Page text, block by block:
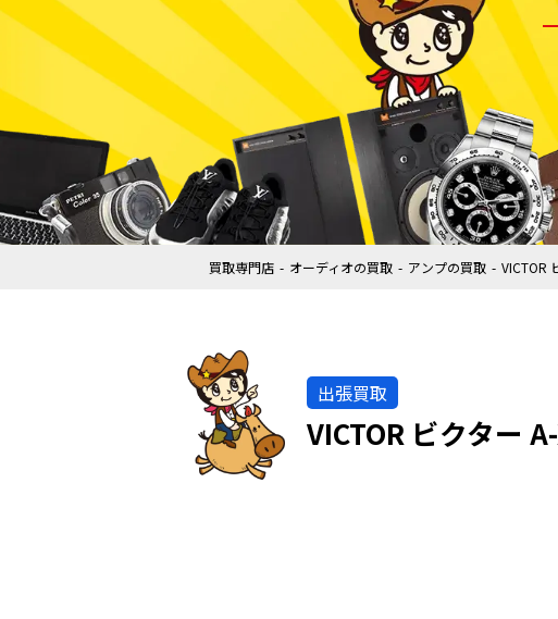
買取専門店 オーディオの買取 アンプの買取 VICTOR
出張買取
VICTOR ビクター